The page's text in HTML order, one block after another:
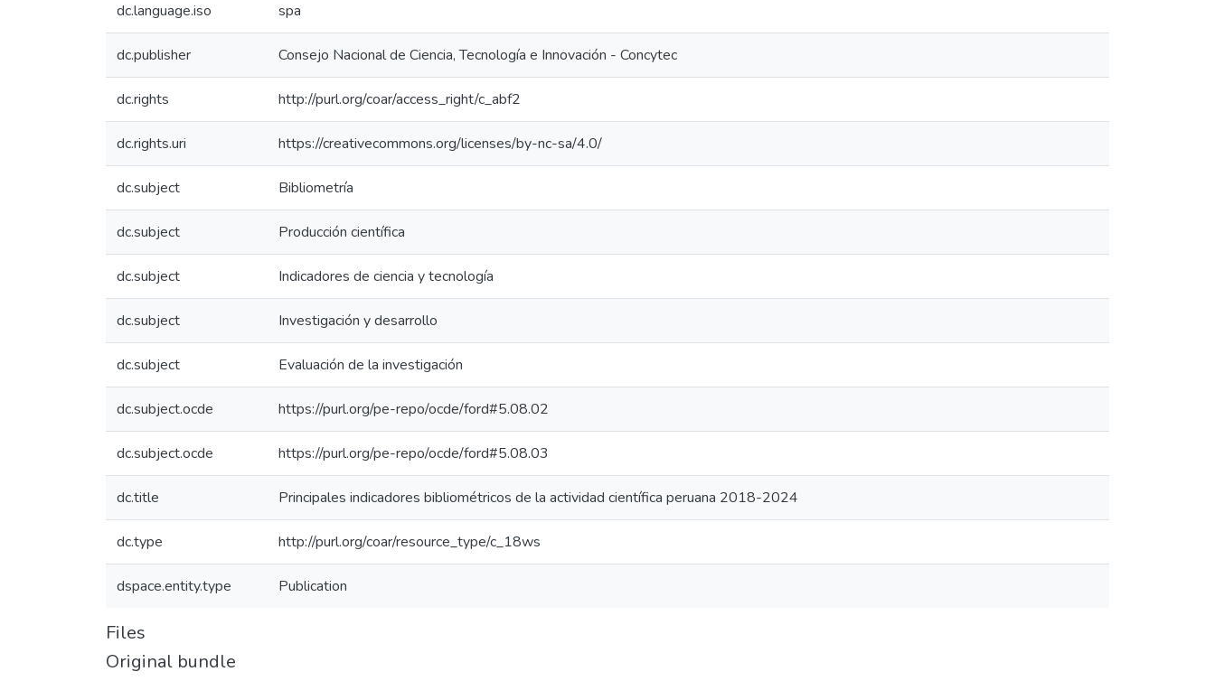
dc.language.iso spa
dc.publisher Consejo Nacional de Ciencia, Tecnología e Innovación - Concytec
dc.rights http://purl.org/coar/access_right/c_abf2
dc.rights.uri https://creativecommons.org/licenses/by-nc-sa/4.0/
dc.subject Bibliometría
dc.subject Producción científica
dc.subject Indicadores de ciencia y tecnología
dc.subject Investigación y desarrollo
dc.subject Evaluación de la investigación
dc.subject.ocde https://purl.org/pe-repo/ocde/ford#5.08.02
dc.subject.ocde https://purl.org/pe-repo/ocde/ford#5.08.03
dc.title Principales indicadores bibliométricos de la actividad científica peruana 2018-2024
dc.type http://purl.org/coar/resource_type/c_18ws
dspace.entity.type Publication
Files
Original bundle